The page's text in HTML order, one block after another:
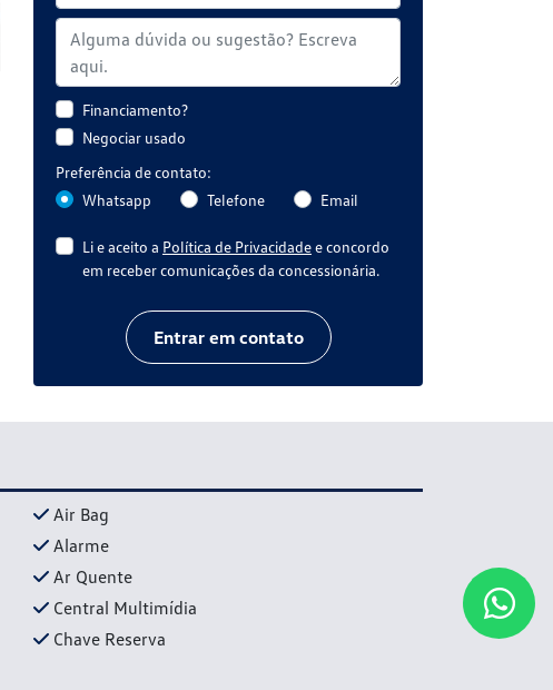
Financiamento?
Negociar usado
Preferência de contato:
Whatsapp
Telefone Email
Li e aceito a Política de Privacidadee concordo
em receber comunicações da concessionária.
Entrar em contato
Air Bag
Alarme
Ar Quente
Central Multimídia
Chave Reserva